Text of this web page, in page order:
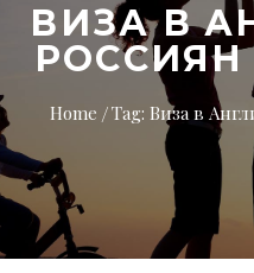
ВИЗА В
РОССИЯН
Home Tag: Виза в